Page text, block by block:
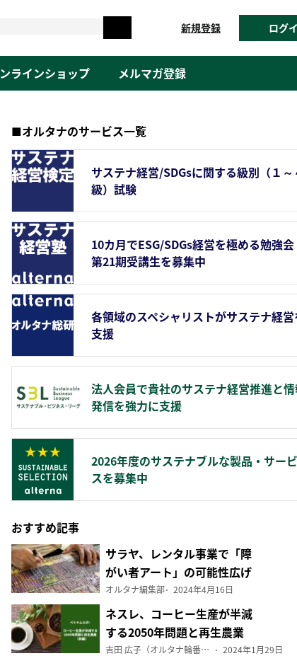
新規登録 ログ
ラインショップ メルマガ登録
■オルタナのサービス一覧
サステナ経営/SDGsに関する級別（１～
級）試験
10カ月でESG/SDGs経営を極める勉強
第21期受講生を募集中
各領域のスペシャリストがサステナ経
支援
法人会員で貴社のサステナ経営推進と
発信を強力に支援
2026年度のサステナブルな製品・サービ
スを募集中
おすすめ記事
サラヤ、レンタル事業で「障
がい者アート」の可能性広げ
る
オルタナ編集部 2024年4月16日
ネスレ、コーヒー生産が半減
する2050年問題と再生農業
（前編）
吉田 広子（オルタナ輪番編集長） 2024年1月29日